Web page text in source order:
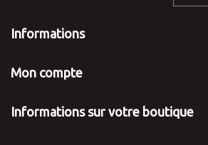
Informations
Mon compte
Informations sur votre boutique